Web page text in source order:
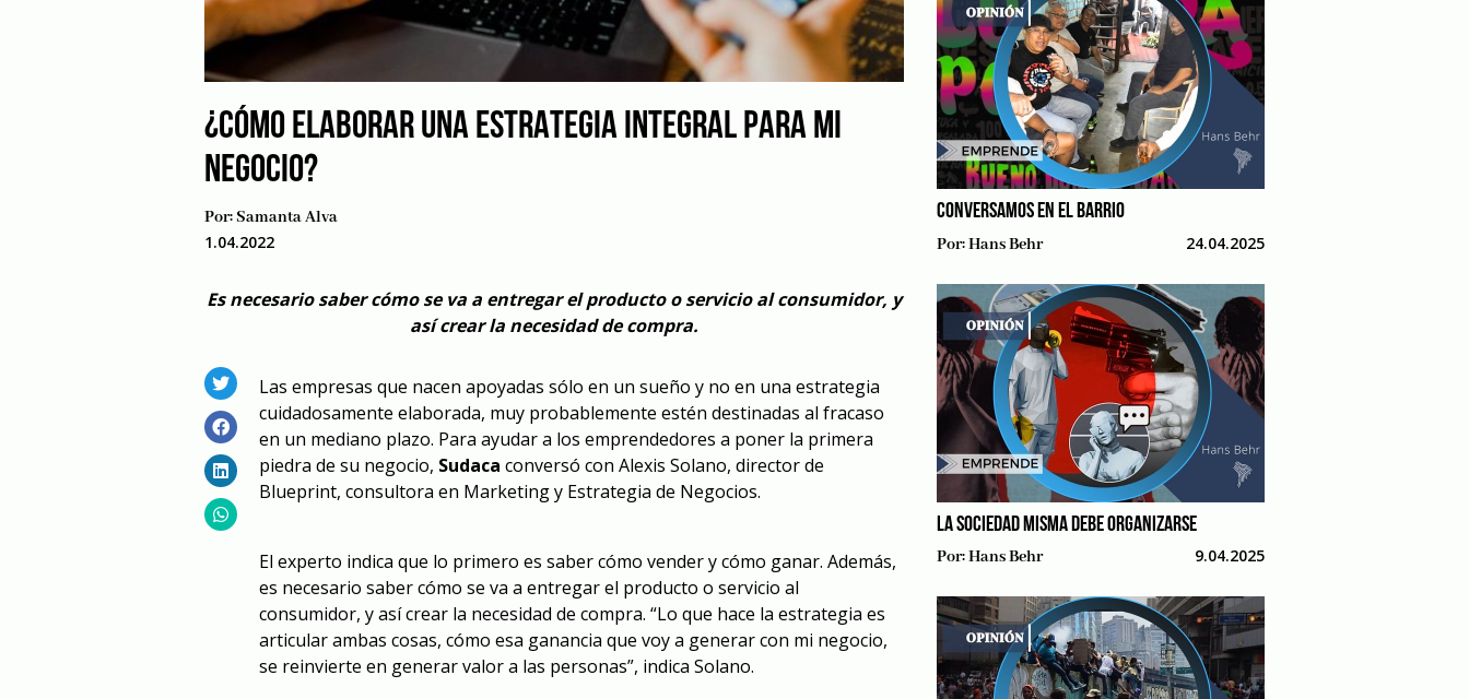
¿CÓMO ELABORAR UNA ESTRATEGIA INTEGRAL PARA MI
NEGOCIO?
Por:Samanta Alva
1.04.2022
Es necesario saber cómo se va a entregar el producto o servicio al consumidor, y
así crear la necesidad de compra.
Las empresas que nacen apoyadas sólo en un sueño y no en una estrategia
cuidadosamente elaborada, muy probablemente estén destinadas al fracaso
en un mediano plazo. Para ayudar a los emprendedores a poner la primera
piedra de su negocio, Sudaca conversó con Alexis Solano, director de
Blueprint, consultora en Marketing y Estrategia de Negocios.
El experto indica que lo primero es saber cómo vender y cómo ganar. Además,
es necesario saber cómo se va a entregar el producto o servicio al
consumidor, y así crear la necesidad de compra. “Lo que hace la estrategia es
articular ambas cosas, cómo esa ganancia que voy a generar con mi negocio,
se reinvierte en generar valor a las personas”, indica Solano.
CONVERSAMOS EN EL BARRIO
Por:Hans Behr 24.04.2025
LA SOCIEDAD MISMA DEBE ORGANIZARSE
Por:Hans Behr 9.04.2025